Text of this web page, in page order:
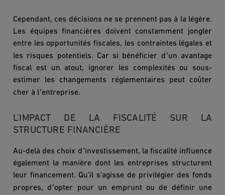
Cependant, ces décisions ne se prennent pas à la légère.
Les équipes financières doivent constamment jongler
entre les opportunités fiscales, les contraintes légales et
les risques potentiels. Car si bénéficier d’un avantage
fiscal est un atout, ignorer les complexités ou sous-
estimer les changements réglementaires peut coûter
cher à l’entreprise.
L'IMPACT DE LA FISCALITÉ SUR LA
STRUCTURE FINANCIÈRE
Au-delà des choix d ’investissement, la fiscalité influence
également la manière dont les entreprises structurent
leur financement. Qu'il s'agisse de privilégier des fonds
propres, d ’opter pour un emprunt ou de définir une